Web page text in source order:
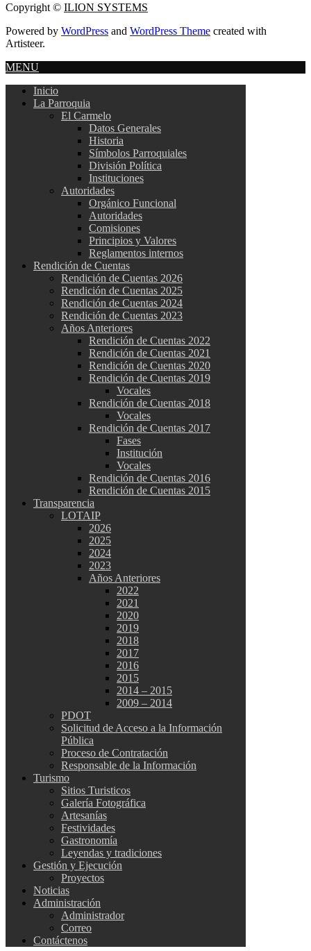
Copyright © ILION SYSTEMS
Powered by WordPress and WordPress Theme created with
Artisteer.
MENU
Inicio
La Parroquia
El Carmelo
Datos Generales
Historia
Símbolos Parroquiales
División Política
Instituciones
Autoridades
Orgánico Funcional
Autoridades
Comisiones
Principios y Valores
Reglamentos internos
Rendición de Cuentas
Rendición de Cuentas 2026
Rendición de Cuentas 2025
Rendición de Cuentas 2024
Rendición de Cuentas 2023
Años Anteriores
Rendición de Cuentas 2022
Rendición de Cuentas 2021
Rendición de Cuentas 2020
Rendición de Cuentas 2019
Vocales
Rendición de Cuentas 2018
Vocales
Rendición de Cuentas 2017
Fases
Institución
Vocales
Rendición de Cuentas 2016
Rendición de Cuentas 2015
Transparencia
LOTAIP
2026
2025
2024
2023
Años Anteriores
2022
2021
2020
2019
2018
2017
2016
2015
2014 – 2015
2009 – 2014
PDOT
Solicitud de Acceso a la Información
Pública
Proceso de Contratación
Responsable de la Información
Turismo
Sitios Turisticos
Galería Fotográfica
Artesanías
Festividades
Gastronomía
Leyendas y tradiciones
Gestión y Ejecución
Proyectos
Noticias
Administración
Administrador
Correo
Contáctenos